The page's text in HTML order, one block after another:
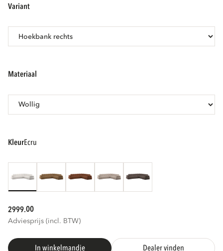
variant
materiaal
kleur ecru
2999.00
Adviesprijs (incl. BTW)
In winkelmandje Dealer vinden